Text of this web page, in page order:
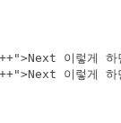
이렇게 하면
이렇게 하면